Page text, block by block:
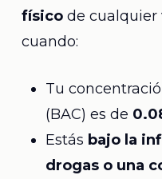
físicode cualquier
cuando:
Tu
(BAC) es de
Estás bajo la
drogas o una